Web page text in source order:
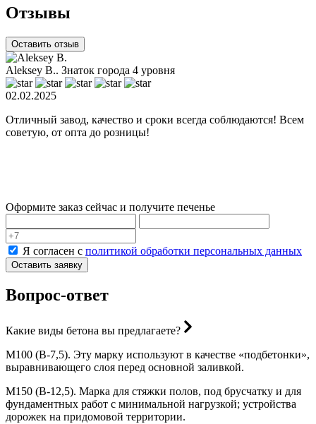
Отзывы
Оставить отзыв
Aleksey B.. Знаток города 4 уровня
02.02.2025
Отличный завод, качество и сроки всегда соблюдаются! Всем
советую, от опта до розницы!
Оформите заказ сейчас и получите печенье
Я согласен с политикой обработки персональных данных
Оставить заявку
Вопрос-ответ
Какие виды бетона вы предлагаете?
М100 (В-7,5). Эту марку используют в качестве «подбетонки»,
выравнивающего слоя перед основной заливкой.
М150 (В-12,5). Марка для стяжки полов, под брусчатку и для
фундаментных работ с минимальной нагрузкой; устройства
дорожек на придомовой территории.